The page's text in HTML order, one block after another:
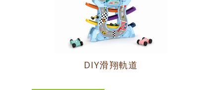
DIY滑翔軌道